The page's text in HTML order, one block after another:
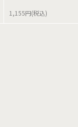
1,155円(税込)